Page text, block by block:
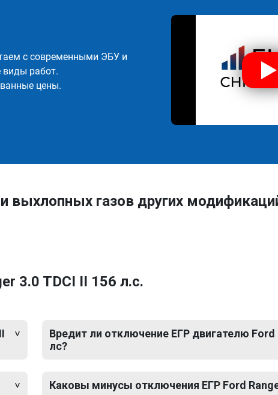
с современными ЭБУ и
виды работ.
цены.
выхлопных газов других
3.0 TDCI II 156 л.с.
Вредит ли отключение ЕГР двигателю Ford
лс?
Каковы минусы отключения ЕГР Ford